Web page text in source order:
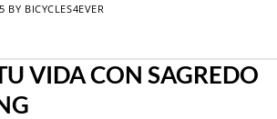
BY BICYCLES4EVER
VIDA CON SAGREDO